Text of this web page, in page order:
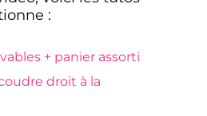
:
+ panier assorti
droit à la